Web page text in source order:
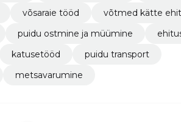
võsaraie tööd
võtmed kätte
puidu ostmine ja müümine
katusetööd
puidu transport
metsavarumine